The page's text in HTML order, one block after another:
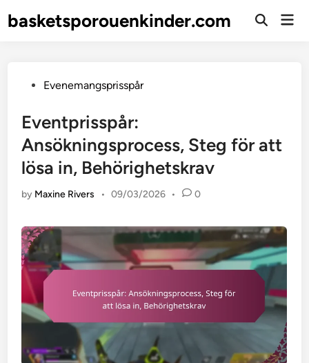
tobasketsporouenkinder.com
Open
PostedEvenemangsprisspår
Eventprisspår:
Ansökningsprocess, Steg för att
lösa in, Behörighetskrav
by Maxine Rivers • 09/03/2026 • 0